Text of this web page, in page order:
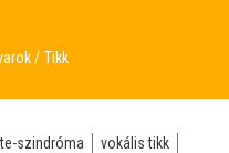
Tikk
szindróma
vokális tikk